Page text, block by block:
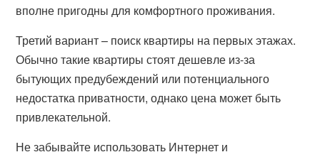
вполне пригодны для комфортного проживания.
Третий вариант – поиск квартиры на первых этажах.
Обычно такие квартиры стоят дешевле из-за
бытующих предубеждений или потенциального
недостатка приватности, однако цена может быть
привлекательной.
Не забывайте использовать Интернет и